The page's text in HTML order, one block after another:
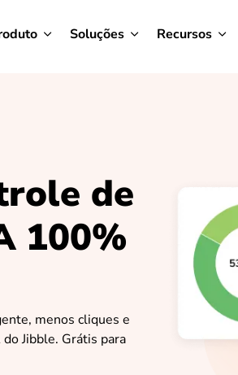
Soluções Recursos
de
100%
menos cliques e
Jibble. Grátis para